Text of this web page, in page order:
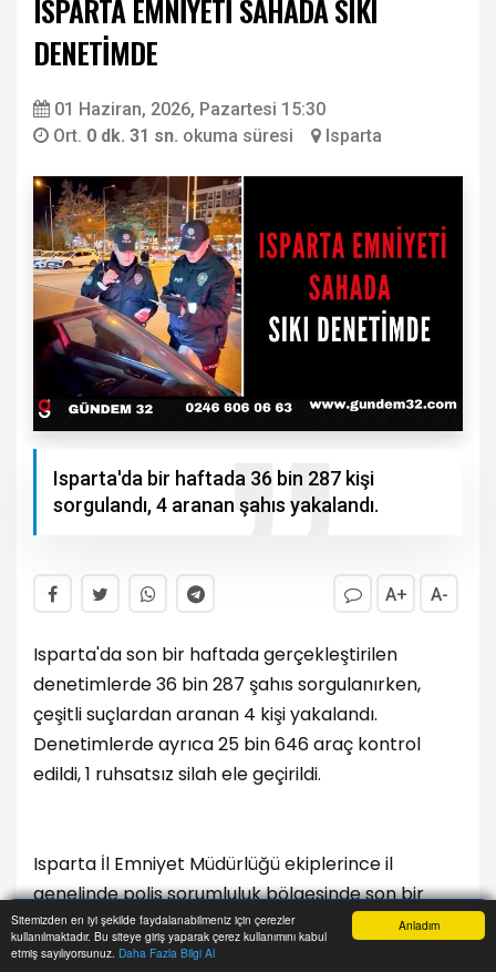
Anladım
Sitemizden en iyi şekilde faydalanabilmeniz için çerezler
kullanılmaktadır. Bu siteye giriş yaparak çerez kullanımını kabul
etmiş sayılıyorsunuz. Daha Fazla Bilgi Al
ISPARTA EMNİYETİ SAHADA SIKI
DENETİMDE
01 Haziran, 2026, Pazartesi 15:30
Ort. 0 dk. 31 sn. okuma süresi Isparta
Isparta'da bir haftada 36 bin 287 kişi
sorgulandı, 4 aranan şahıs yakalandı.
A+ A-
Isparta'da son bir haftada gerçekleştirilen
denetimlerde 36 bin 287 şahıs sorgulanırken,
çeşitli suçlardan aranan 4 kişi yakalandı.
Denetimlerde ayrıca 25 bin 646 araç kontrol
edildi, 1 ruhsatsız silah ele geçirildi.
Isparta İl Emniyet Müdürlüğü ekiplerince il
genelinde polis sorumluluk bölgesinde son bir
hafta içerisinde geniş çaplı denetim ve
uygulamalar gerçekleştirildi. Bu çerçevede 36 bin
Anasayfa Yazarlar Haber Ara İhbar Hattı Menu